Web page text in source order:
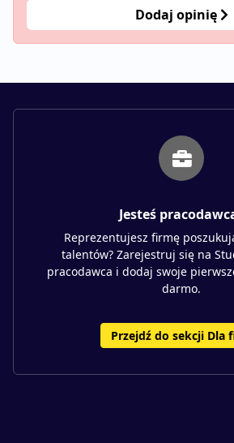
Dodaj opinię
Jesteś
Reprezentujesz firmę
talentów? Zarejestruj się na
pracodawca i dodaj swoje
darmo.
Przejdź do sekcji Dla